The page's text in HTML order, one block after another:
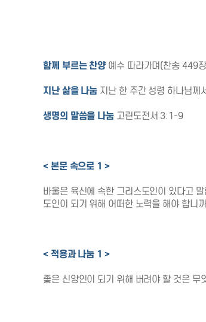
함께 부르는 찬양 예수 따라가며(찬송 449
지난 삶을 나눔 지난 한 주간 성령 하나님께
생명의 말씀을 나눔 고린도전서 3:1-9
< 본문 속으로 1 >
바울은 육신에 속한 그리스도인이 있다고
도인이 되기 위해 어떠한 노력을 해야 합니
< 적용과 나눔 1 >
좋은 신앙인이 되기 위해 버려야 할 것은